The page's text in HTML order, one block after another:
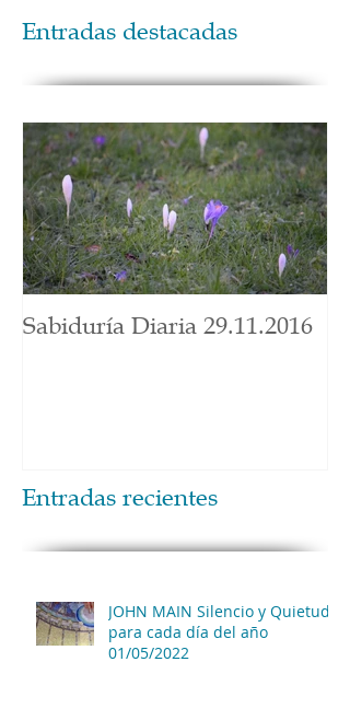
Entradas destacadas
Sabiduría Diaria 29.11.2016
Entradas recientes
JOHN MAIN Silencio y Quietud
para cada día del año
01/05/2022